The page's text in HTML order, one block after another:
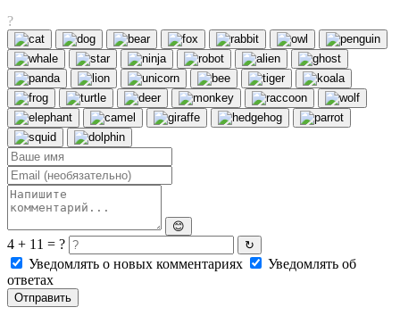
?
😊
4 + 11 = ? ↻
Уведомлять о новых комментариях
Уведомлять об
ответах
Отправить